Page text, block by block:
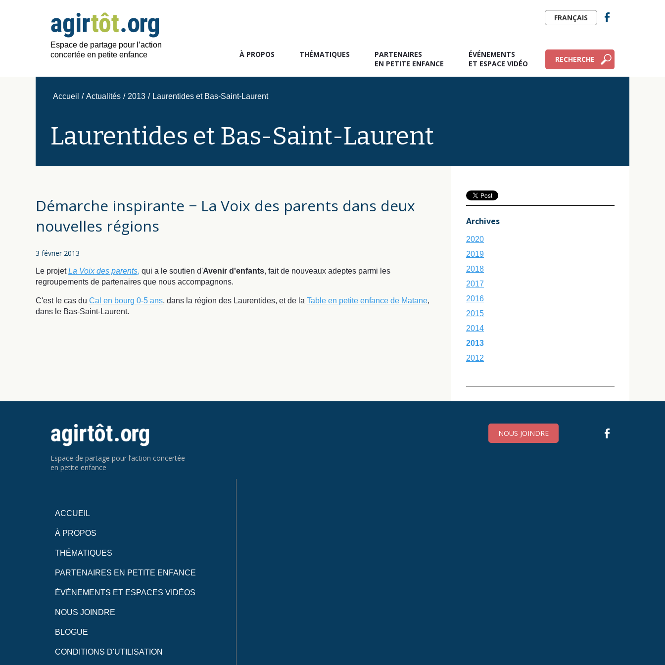
Espace de partage pour l’action
concertée en petite enfance
À PROPOS THÉMATIQUES
PARTENAIRES
EN PETITE ENFANCE
ÉVÉNEMENTS
ET ESPACE VIDÉO
RECHERCHE
FRANÇAIS
Accueil / Actualités / 2013 / Laurentides et Bas-Saint-Laurent
Laurentides et Bas-Saint-Laurent
Démarche inspirante − La Voix des parents dans deux
nouvelles régions
3 février 2013
Le projetLa Voix des parents, qui a le soutien d'Avenir d'enfants, fait de nouveaux adeptes parmi les
regroupements de partenaires que nous accompagnons.
C'est le cas du Cal en bourg 0-5 ans, dans la région des Laurentides, et de la Table en petite enfance de Matane,
dans le Bas-Saint-Laurent.
Archives
2020
2019
2018
2017
2016
2015
2014
2013
2012
Espace de partage pour l’action concertée
en petite enfance
NOUS JOINDRE
ACCUEIL
À PROPOS
THÉMATIQUES
PARTENAIRES EN PETITE ENFANCE
ÉVÉNEMENTS ET ESPACES VIDÉOS
NOUS JOINDRE
BLOGUE
CONDITIONS D'UTILISATION